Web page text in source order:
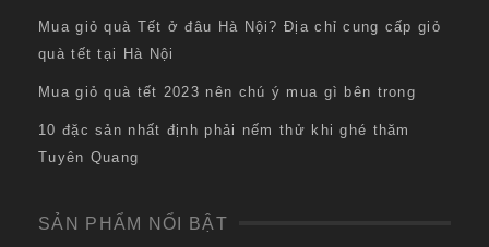
Mua giỏ quà Tết ở đâu Hà Nội? Địa chỉ cung cấp giỏ
quà tết tại Hà Nội
Mua giỏ quà tết 2023 nên chú ý mua gì bên trong
10 đặc sản nhất định phải nếm thử khi ghé thăm
Tuyên Quang
SẢN PHẨM NỔI BẬT